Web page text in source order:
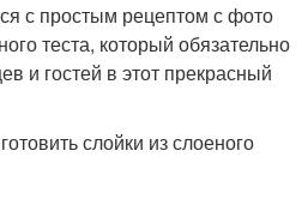
с простым рецептом с фото
теста, который обязательно
и гостей в этот прекрасный
слойки из слоеного